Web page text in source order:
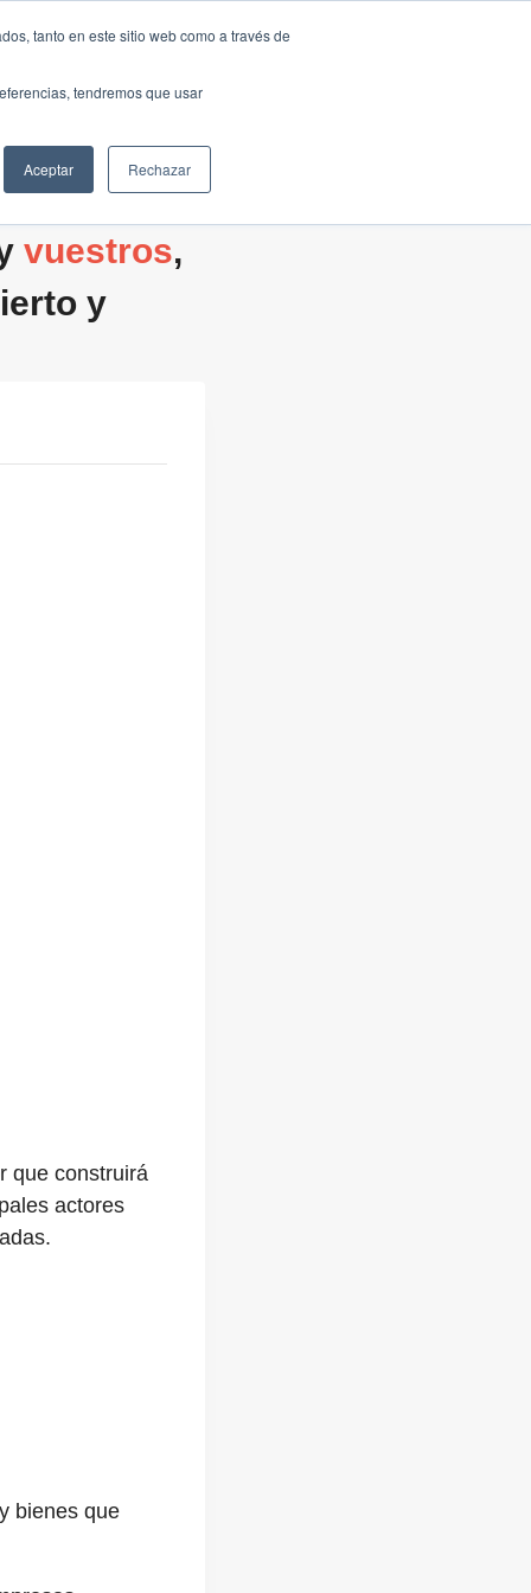
tanto en este sitio web como a través de
tendremos que usar
Aceptar Rechazar
vuestros,
y
que construirá
actores
bienes que